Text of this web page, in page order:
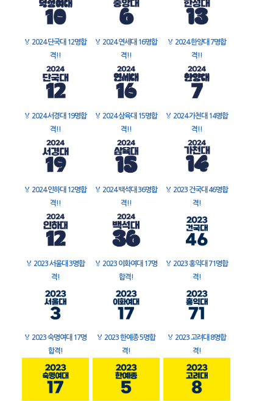
🏅 2024 단국대 12명합
격!!
🏅 2024 연세대 16명합
격!!
🏅 2024 한양대 7명합
격!!
🏅 2024 서경대 19명합
격!!
🏅 2024 삼육대 15명합
격!!
🏅 2024 가천대 14명합
격!!
🏅 2024 인하대 12명합
격!!
🏅 2024 백석대 36명합
격!!
🏅 2023 건국대 46명합
격!
🏅 2023 서울대 3명합
격!
🏅 2023 이화여대 17명
합격!
🏅 2023 홍익대 71명합
격!
🏅 2023 숙명여대 17명
합격!
🏅 2023 한예종 5명합
격!
🏅 2023 고려대 8명합
격!